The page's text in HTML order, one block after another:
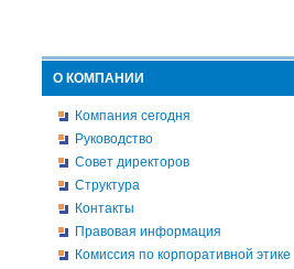
О КОМПАНИИ
Компания сегодня
Руководство
Совет директоров
Структура
Контакты
Правовая информация
Комиссия по корпоративной этике